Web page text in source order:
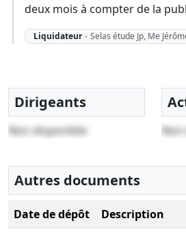
deux mois à compter de la
Liquidateur - Selas étude Jp, Me
Dirigeants
Non disponible
Autres documents
Date de dépôt Description